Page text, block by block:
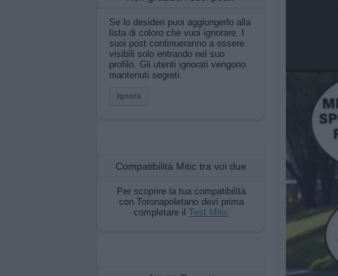
Se lo desideri puoi aggiungerlo alla
lista di coloro che vuoi ignorare. I
suoi post continueranno a essere
visibili solo entrando nel suo
profilo. Gli utenti ignorati vengono
mantenuti segreti.
Ignora
Compatibilità Mitic tra voi due
Per scoprire la tua compatibilità
con Toronapoletano devi prima
completare il Test Mitic